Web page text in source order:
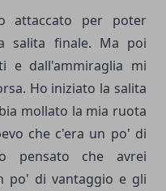
attaccato per poter
salita finale. Ma poi
e dall'ammiraglia mi
Ho iniziato la salita
mollato la mia ruota
che c'era un po' di
pensato che avrei
po' di vantaggio e gli